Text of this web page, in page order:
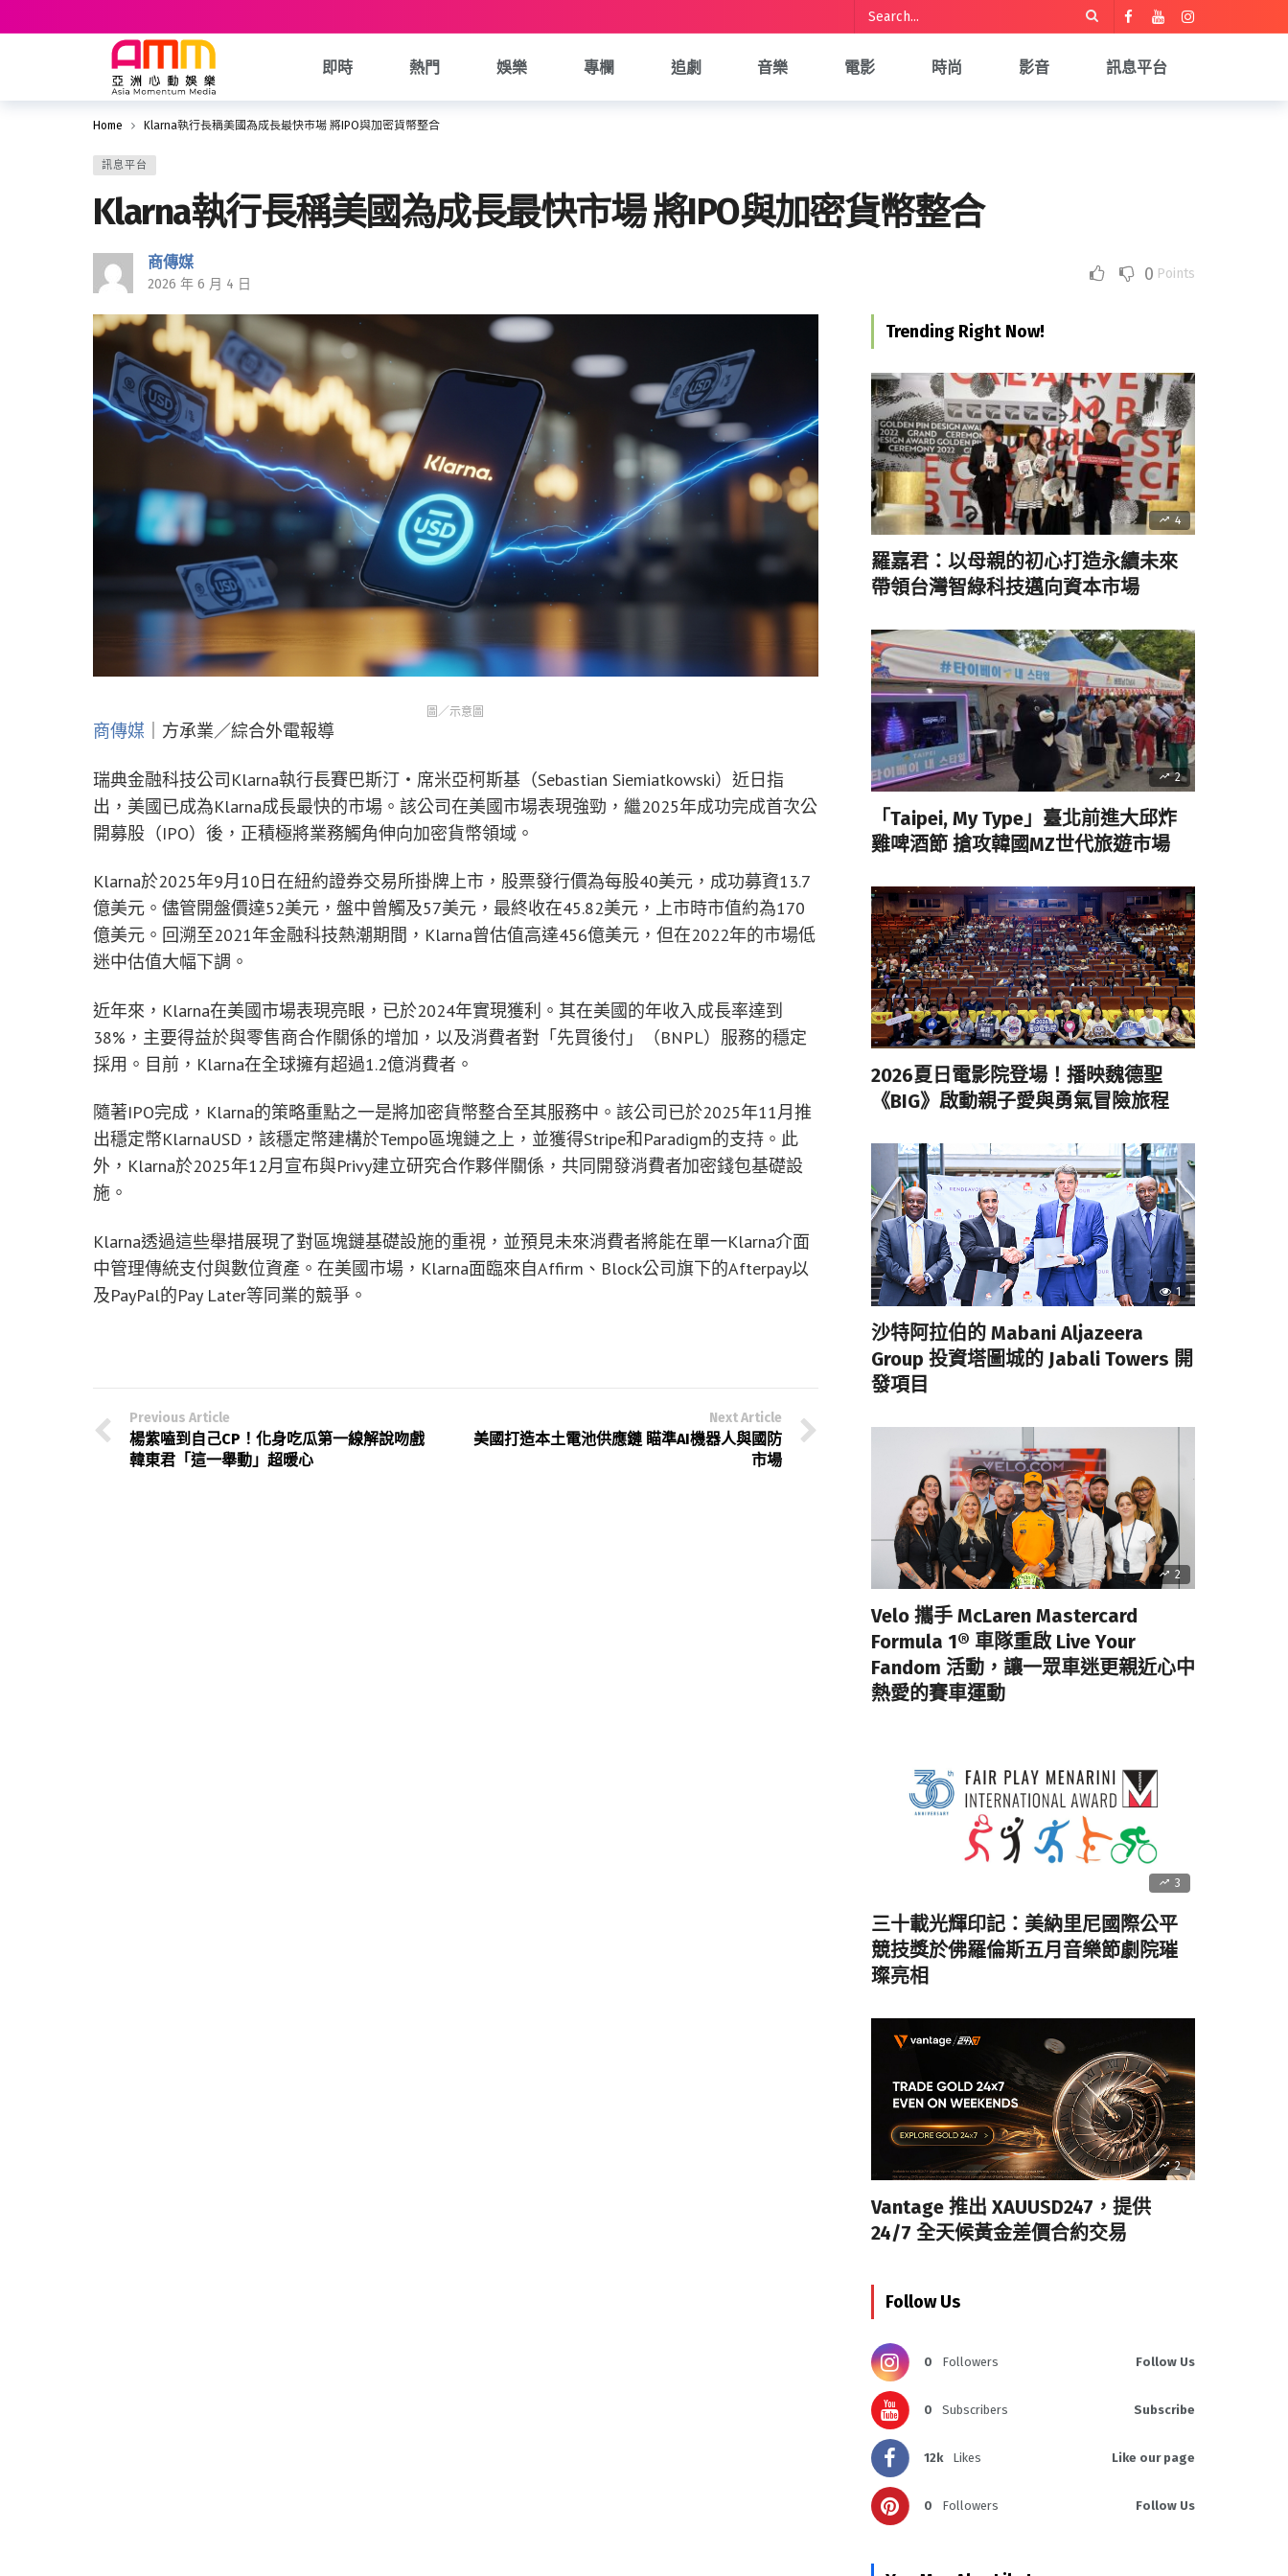
即時 熱門 娛樂 專欄 追劇 音樂 電影 時尚 影音 訊息平台
Home Klarna執行長稱美國為成長最快市場 將IPO與加密貨幣整合
訊息平台
Klarna執行長稱美國為成長最快市場 將IPO與加密貨幣整合
商傳媒
2026 年 6 月 4 日 0 Points
圖／示意圖
商傳媒 ｜方承業／綜合外電報導
瑞典金融科技公司Klarna執行長賽巴斯汀・席米亞柯斯基（Sebastian Siemiatkowski）近日指
出，美國已成為Klarna成長最快的市場。該公司在美國市場表現強勁，繼2025年成功完成首次公
開募股（IPO）後，正積極將業務觸角伸向加密貨幣領域。
Klarna於2025年9月10日在紐約證券交易所掛牌上市，股票發行價為每股40美元，成功募資13.7
億美元。儘管開盤價達52美元，盤中曾觸及57美元，最終收在45.82美元，上市時市值約為170
億美元。回溯至2021年金融科技熱潮期間，Klarna曾估值高達456億美元，但在2022年的市場低
迷中估值大幅下調。
近年來，Klarna在美國市場表現亮眼，已於2024年實現獲利。其在美國的年收入成長率達到
38%，主要得益於與零售商合作關係的增加，以及消費者對「先買後付」（BNPL）服務的穩定
採用。目前，Klarna在全球擁有超過1.2億消費者。
隨著IPO完成，Klarna的策略重點之一是將加密貨幣整合至其服務中。該公司已於2025年11月推
出穩定幣KlarnaUSD，該穩定幣建構於Tempo區塊鏈之上，並獲得Stripe和Paradigm的支持。此
外，Klarna於2025年12月宣布與Privy建立研究合作夥伴關係，共同開發消費者加密錢包基礎設
施。
Klarna透過這些舉措展現了對區塊鏈基礎設施的重視，並預見未來消費者將能在單一Klarna介面
中管理傳統支付與數位資產。在美國市場，Klarna面臨來自Affirm、Block公司旗下的Afterpay以
及PayPal的Pay Later等同業的競爭。
Previous Article
楊紫嗑到自己CP！化身吃瓜第一線解說吻戲
韓東君「這一舉動」超暖心
Next Article
美國打造本土電池供應鏈 瞄準AI機器人與國防
市場
Trending Right Now!
4
羅嘉君：以母親的初心打造永續未來
帶領台灣智綠科技邁向資本市場
2
「Taipei, My Type」臺北前進大邱炸
雞啤酒節 搶攻韓國MZ世代旅遊市場
2026夏日電影院登場！播映魏德聖
《BIG》啟動親子愛與勇氣冒險旅程
1
沙特阿拉伯的 Mabani Aljazeera
Group 投資塔圖城的 Jabali Towers 開
發項目
2
Velo 攜手 McLaren Mastercard
Formula 1® 車隊重啟 Live Your
Fandom 活動，讓一眾車迷更親近心中
熱愛的賽車運動
3
三十載光輝印記：美納里尼國際公平
競技獎於佛羅倫斯五月音樂節劇院璀
璨亮相
2
Vantage 推出 XAUUSD247，提供
24/7 全天候黃金差價合約交易
Follow Us
0 Followers Follow Us
0 Subscribers Subscribe
12k Likes Like our page
0 Followers Follow Us